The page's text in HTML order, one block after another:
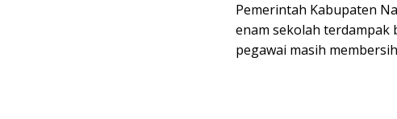
Pemerintah Kabupaten
enam sekolah terdampak
pegawai masih